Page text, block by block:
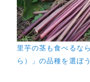
里芋の茎も食べるな
ら）」の品種を選ぼう